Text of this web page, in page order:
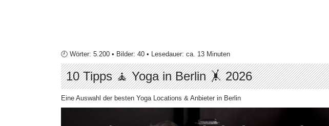
🕘 Wörter: 5.200 • Bilder: 40 • Lesedauer: ca. 13 Minuten
10 Tipps 🧘 Yoga in Berlin 🤸 2026
Eine Auswahl der besten Yoga Locations & Anbieter in Berlin